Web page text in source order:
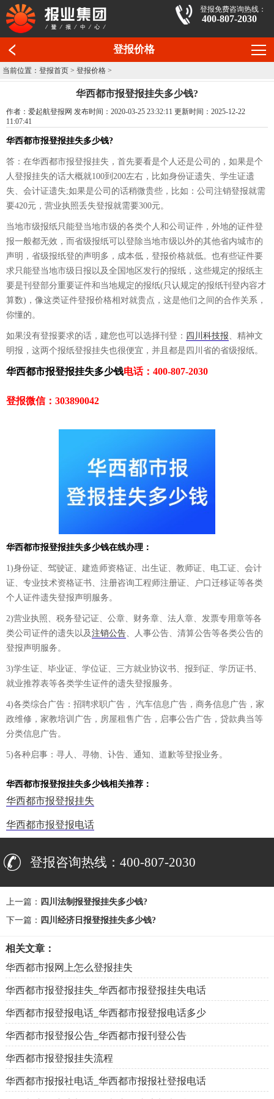
登报免费咨询热线：
400-807-2030
登报价格
当前位置：登报首页 >登报价格 >
华西都市报登报挂失多少钱?
作者：爱起航登报网 发布时间：2020-03-25 23:32:11 更新时间：2025-12-22
11:07:41
华西都市报登报挂失多少钱?
答：在华西都市报登报挂失，首先要看是个人还是公司的，如果是个
人登报挂失的话大概就100到200左右，比如身份证遗失、学生证遗
失、会计证遗失;如果是公司的话稍微贵些，比如：公司注销登报就需
要420元，营业执照丢失登报就需要300元。
当地市级报纸只能登当地市级的各类个人和公司证件，外地的证件登
报一般都无效，而省级报纸可以登除当地市级以外的其他省内城市的
声明，省级报纸登的声明多，成本低，登报价格就低。也有些证件要
求只能登当地市级日报以及全国地区发行的报纸，这些规定的报纸主
要是刊登部分重要证件和当地规定的报纸(只认规定的报纸刊登内容才
算数)，像这类证件登报价格相对就贵点，这是他们之间的合作关系，
你懂的。
如果没有登报要求的话，建您也可以选择刊登： 四川科技报、精神文
明报，这两个报纸登报挂失也很便宜，并且都是四川省的省级报纸。
华西都市报登报挂失多少钱电话：400-807-2030
登报微信：303890042
华西都市报登报挂失多少钱在线办理：
1)身份证、驾驶证、建造师资格证、出生证、教师证、电工证、会计
证、专业技术资格证书、注册咨询工程师注册证、户口迁移证等各类
个人证件遗失登报声明服务。
2)营业执照、税务登记证、公章、财务章、法人章、发票专用章等各
类公司证件的遗失以及注销公告、人事公告、清算公告等各类公告的
登报声明服务。
3)学生证、毕业证、学位证、三方就业协议书、报到证、学历证书、
就业推荐表等各类学生证件的遗失登报服务。
4)各类综合广告：招聘求职广告， 汽车信息广告，商务信息广告，家
政维修，家教培训广告，房屋租售广告，启事公告广告，贷款典当等
分类信息广告。
5)各种启事：寻人、寻物、讣告、通知、道歉等登报业务。
华西都市报登报挂失多少钱相关推荐：
华西都市报登报挂失
华西都市报登报电话
登报咨询热线：400-807-2030
上一篇： 四川法制报登报挂失多少钱?
下一篇： 四川经济日报登报挂失多少钱?
相关文章：
华西都市报网上怎么登报挂失
华西都市报登报挂失_华西都市报登报挂失电话
华西都市报登报电话_华西都市报登报电话多少
华西都市报登报公告_华西都市报刊登公告
华西都市报登报挂失流程
华西都市报报社电话_华西都市报报社登报电话